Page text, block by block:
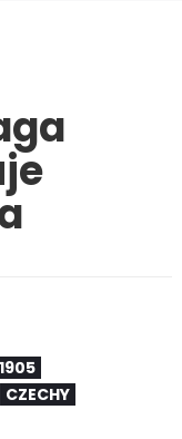
CZECHY